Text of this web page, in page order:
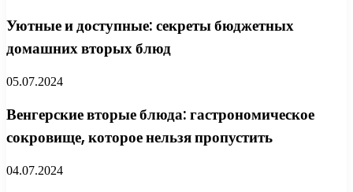
Уютные и доступные: секреты бюджетных
домашних вторых блюд
05.07.2024
Венгерские вторые блюда: гастрономическое
сокровище, которое нельзя пропустить
04.07.2024